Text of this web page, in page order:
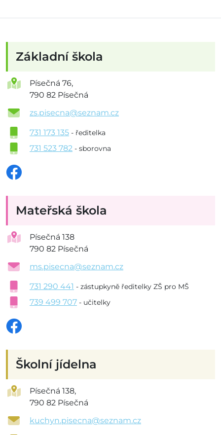
Základní škola
Písečná 76,
790 82 Písečná
zs.pisecna@seznam.cz
731 173 135 - ředitelka
731 523 782 - sborovna
Mateřská škola
Písečná 138
790 82 Písečná
ms.pisecna@seznam.cz
731 290 441 - zástupkyně ředitelky ZŠ pro MŠ
739 499 707 - učitelky
Školní jídelna
Písečná 138,
790 82 Písečná
kuchyn.pisecna@seznam.cz